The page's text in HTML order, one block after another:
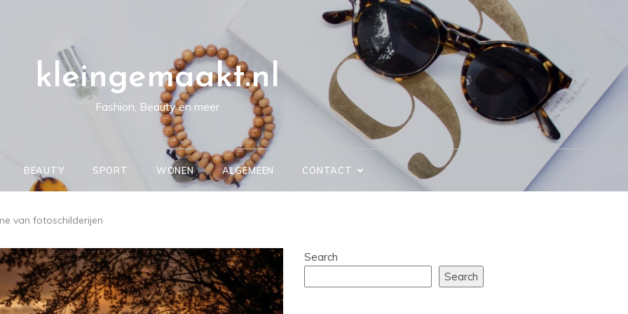
kleingemaakt.nl
Fashion, Beauty en meer
BEAUTY SPORT WONEN ALGEMEEN CONTACT
van fotoschilderijen
Search
Search